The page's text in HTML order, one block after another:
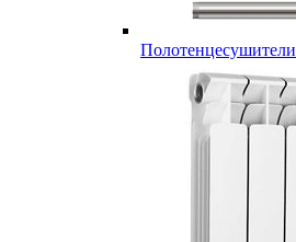
Полотенцесушители